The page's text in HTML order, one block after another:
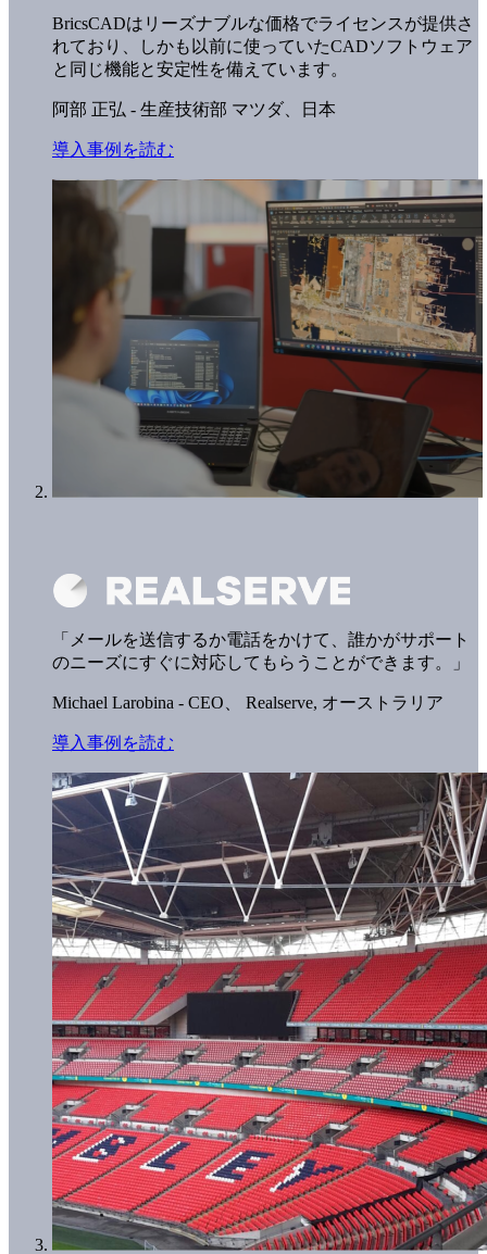
BricsCADはリーズナブルな価格でライセンスが提供さ
れており、しかも以前に使っていたCADソフトウェア
と同じ機能と安定性を備えています。
阿部 正弘 - 生産技術部 マツダ、日本
導入事例を読む
「メールを送信するか電話をかけて、誰かがサポート
のニーズにすぐに対応してもらうことができます。」
Michael Larobina - CEO、 Realserve, オーストラリア
導入事例を読む